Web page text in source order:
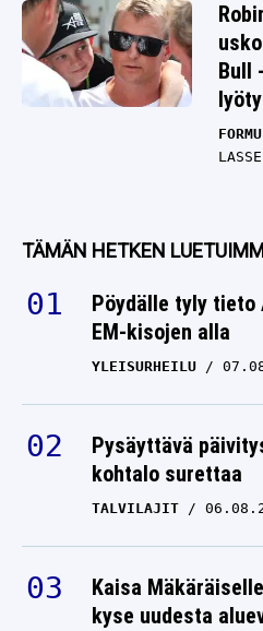
Bull
lyöty
TÄMÄN HETKEN
Pöydälle tyly tieto
EM-kisojen alla
YLEISURHEILU
Pysäyttävä
kohtalo surettaa
TALVILAJIT
Kaisa
kyse uudesta